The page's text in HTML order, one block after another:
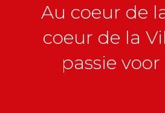
Au coeur de
coeur de la
passie